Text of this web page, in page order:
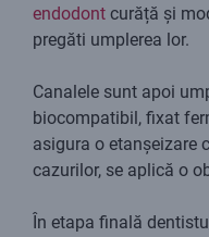
endodont curăță și
pregăti umplerea lor.
Canalele sunt apoi
biocompatibil, fixat
asigura o etanșeizare
cazurilor, se aplică o
În etapa finală